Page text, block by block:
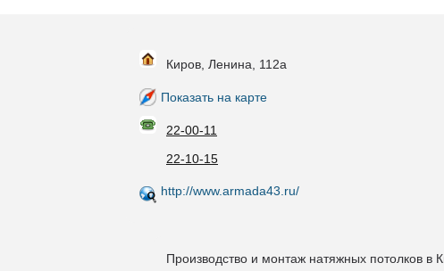
Киров, Ленина, 112а
Показать на карте
22-00-11
22-10-15
http://www.armada43.ru/
Производство и монтаж натяжных потолков в